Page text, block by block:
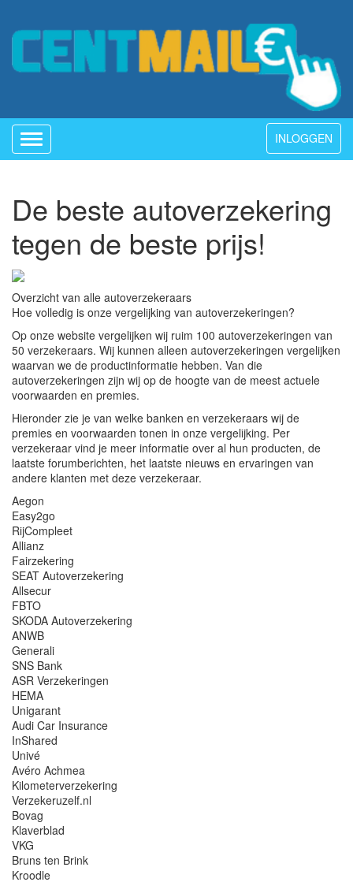
Toggle
navigation
INLOGGEN
De beste autoverzekering
tegen de beste prijs!
Overzicht van alle autoverzekeraars
Hoe volledig is onze vergelijking van autoverzekeringen?
Op onze website vergelijken wij ruim 100 autoverzekeringen van
50 verzekeraars. Wij kunnen alleen autoverzekeringen vergelijken
waarvan we de productinformatie hebben. Van die
autoverzekeringen zijn wij op de hoogte van de meest actuele
voorwaarden en premies.
Hieronder zie je van welke banken en verzekeraars wij de
premies en voorwaarden tonen in onze vergelijking. Per
verzekeraar vind je meer informatie over al hun producten, de
laatste forumberichten, het laatste nieuws en ervaringen van
andere klanten met deze verzekeraar.
Aegon
Easy2go
RijCompleet
Allianz
Fairzekering
SEAT Autoverzekering
Allsecur
FBTO
SKODA Autoverzekering
ANWB
Generali
SNS Bank
ASR Verzekeringen
HEMA
Unigarant
Audi Car Insurance
InShared
Univé
Avéro Achmea
Kilometerverzekering
Verzekeruzelf.nl
Bovag
Klaverblad
VKG
Bruns ten Brink
Kroodle